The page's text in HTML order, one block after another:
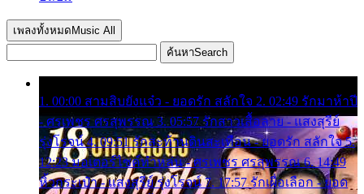
เพลงทั้งหมด Music All
ค้นหาSearch
1. 00:00 สามสิบยังแจ๋ว - ยอดรัก สลักใจ 2. 02:49 รักมาห้าปี
- ศรเพชร ศรสุพรรณ 3. 05:57 รักสาวเสื้อลาย - แสงสุรีย์
รุ่งโรจน์ 4. 09:51 รักสะท้านดินสะเทือน - ยอดรัก สลักใจ 5.
12:23 มอเตอร์ไซค์ทำหล่น - ศรเพชร ศรสุพรรณ 6. 14:49
หิ้วกระเป๋า - แสงสุรีย์ รุ่งโรจน์ 7. 17:57 รักเผื่อเลือก - ยอด